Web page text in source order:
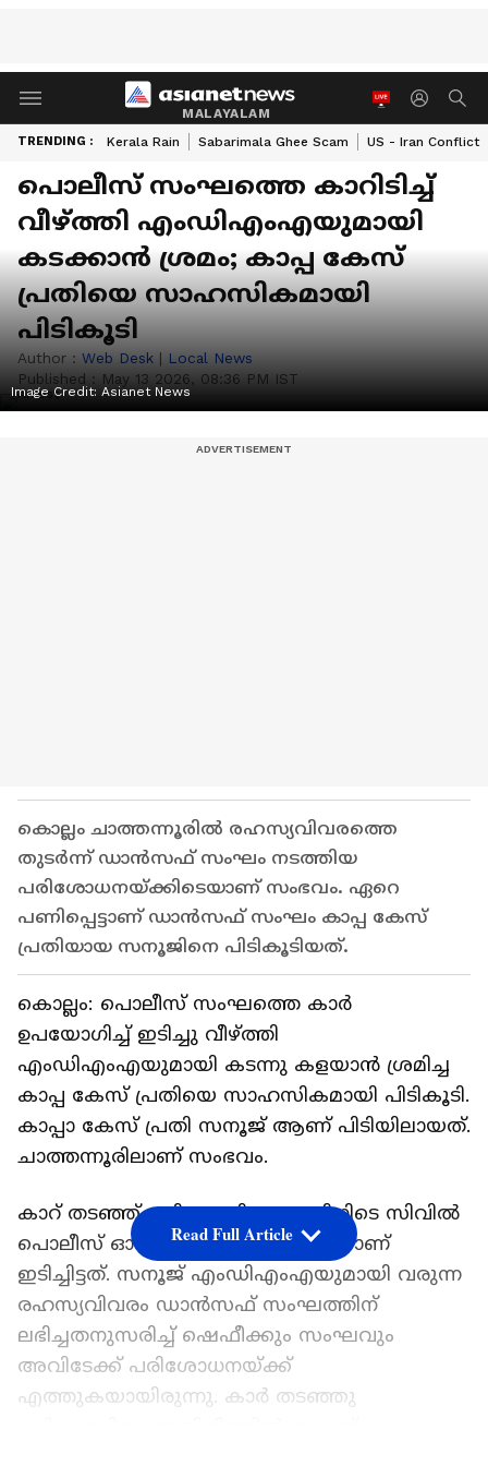
MALAYALAM
TRENDING : Kerala Rain Sabarimala Ghee Scam US - Iran Conflict
പൊലീസ് സംഘത്തെ കാറിടിച്ച്
വീഴ്ത്തി എംഡിഎംഎയുമായി
കടക്കാൻ ശ്രമം; കാപ്പ കേസ്
പ്രതിയെ സാഹസികമായി
പിടികൂടി
Author : Web Desk | Local News
Published : May 13 2026, 08:36 PM IST
Image Credit: Asianet News
കൊല്ലം ചാത്തന്നൂരിൽ രഹസ്യവിവരത്തെ
തുടര്‍ന്ന് ഡാൻസഫ് സംഘം നടത്തിയ
പരിശോധനയ്ക്കിടെയാണ് സംഭവം. ഏറെ
പണിപ്പെട്ടാണ് ഡാൻസഫ് സംഘം കാപ്പ കേസ്
പ്രതിയായ സനൂജിനെ പിടികൂടിയത്.
കൊല്ലം: പൊലീസ് സംഘത്തെ കാർ
ഉപയോഗിച്ച് ഇടിച്ചു വീഴ്ത്തി
എംഡിഎംഎയുമായി കടന്നു കളയാൻ ശ്രമിച്ച
കാപ്പ കേസ് പ്രതിയെ സാഹസികമായി പിടികൂടി.
കാപ്പാ കേസ് പ്രതി സനൂജ് ആണ് പിടിയിലായത്.
ചാത്തന്നൂരിലാണ് സംഭവം.
കാറ് തടഞ്ഞ് പരിശോധിക്കുന്നതിനിടെ സിവിൽ
പൊലീസ് ഓഫീസർ ഷെഫീക്കിനെയാണ്
ഇടിച്ചിട്ടത്. സനൂജ് എംഡിഎംഎയുമായി വരുന്ന
രഹസ്യവിവരം ഡാൻസഫ് സംഘത്തിന്
ലഭിച്ചതനുസരിച്ച് ഷെഫീക്കും സംഘവും
അവിടേക്ക് പരിശോധനയ്ക്ക്
എത്തുകയായിരുന്നു. കാർ തടഞ്ഞു
Read Full Article